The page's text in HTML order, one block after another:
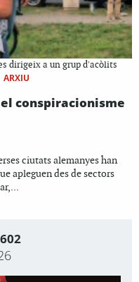
dirigeix a un grup d'acòlits
ARXIU
conspiracionisme
ciutats alemanyes han
apleguen des de sectors